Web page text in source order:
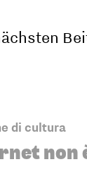
di cultura
non